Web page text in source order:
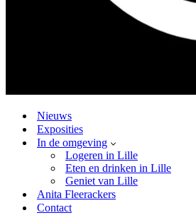
Nieuws
Exposities
In de omgeving
Logeren in Lille
Eten en drinken in Lille
Geniet van Lille
Anita Fleerackers
Contact